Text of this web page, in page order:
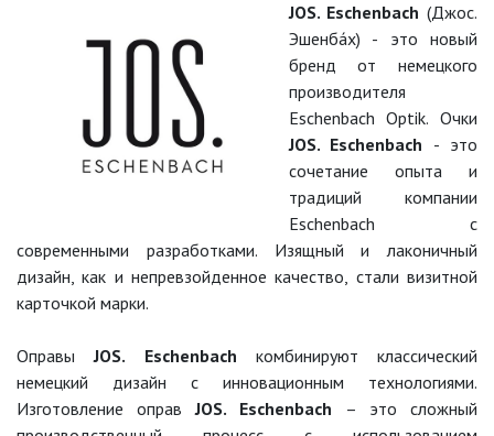
JOS. Eschenbach (Джос.
Эшенба́х) - это новый
бренд от немецкого
производителя
Eschenbach Optik. Очки
JOS. Eschenbach - это
сочетание опыта и
традиций компании
Eschenbach с
современными разработками. Изящный и лаконичный
дизайн, как и непревзойденное качество, стали визитной
карточкой марки.
ОправыJOS. Eschenbach комбинируют классический
немецкий дизайн с инновационным технологиями.
Изготовление оправJOS. Eschenbach – это сложный